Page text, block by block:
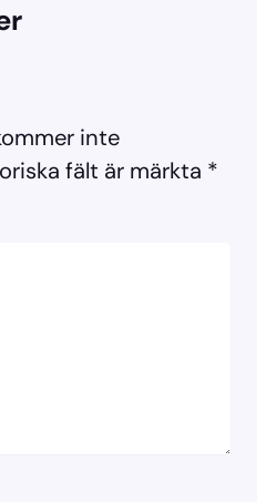
inte
fält är märkta *